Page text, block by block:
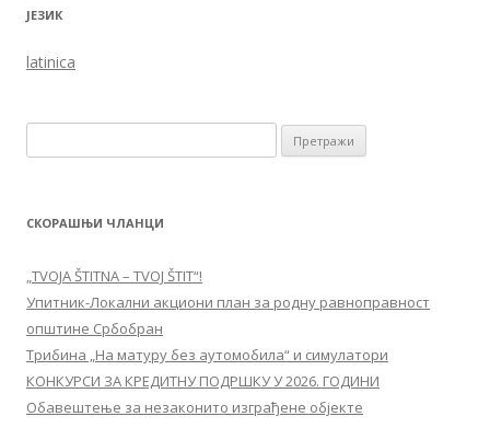
ЈЕЗИК
latinica
СКОРАШЊИ ЧЛАНЦИ
„TVOJA ŠTITNA – TVOJ ŠTIT“!
Упитник-Локални акциони план за родну равноправност
општине Србобран
Трибина „На матуру без аутомобила“ и симулатори
КОНКУРСИ ЗА КРЕДИТНУ ПОДРШКУ У 2026. ГОДИНИ
Обавештење за незаконито изграђене објекте